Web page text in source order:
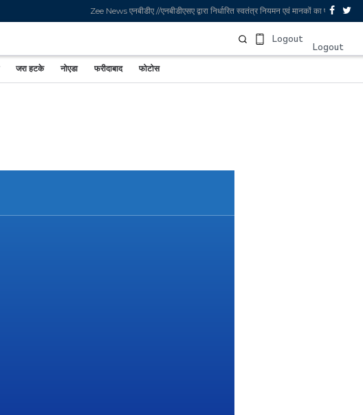
Zee News एनबीडीए //एनबीडीएसए द्वारा निर्धारित स्वतंत्र नियमन एवं मानकों का
Logout
Logout
जरा हटके नोएडा फरीदाबाद फोटोस